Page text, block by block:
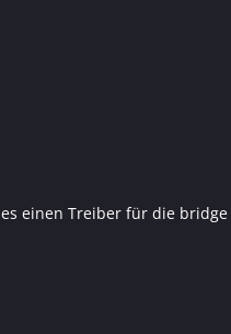
einen Treiber für die